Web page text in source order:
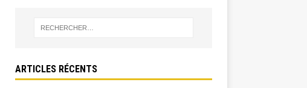
ARTICLES RÉCENTS